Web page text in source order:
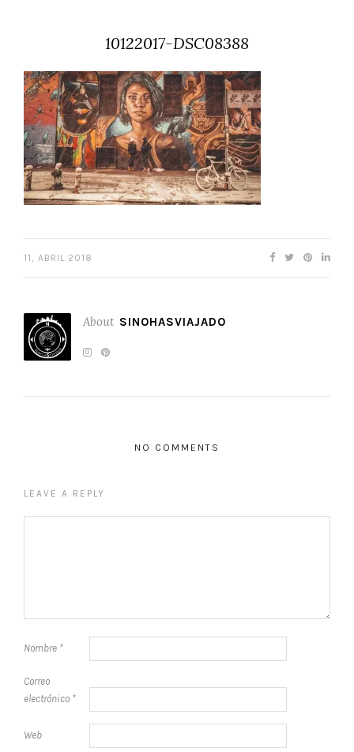
10122017-DSC08388
11, ABRIL 2018
About SINOHASVIAJADO
NO COMMENTS
LEAVE A REPLY
Nombre *
Correo
electrónico *
Web